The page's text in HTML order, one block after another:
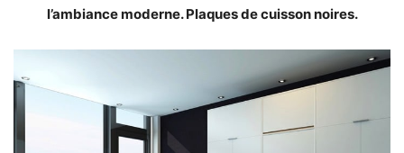
l’ambiance moderne. Plaques de cuisson noires.